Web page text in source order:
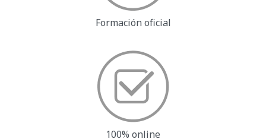
Formación oficial
100% online